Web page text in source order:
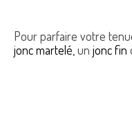
Pour parfaire votre
jonc martelé, un jonc fin